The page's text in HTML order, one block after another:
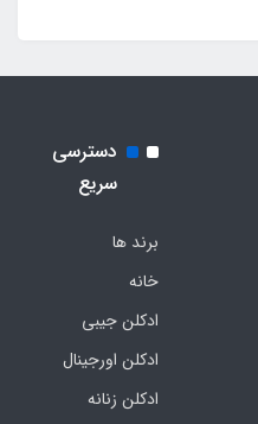
دسترسی
سریع
برند ها
خانه
ادکلن جیبی
ادکلن اورجینال
ادکلن زنانه